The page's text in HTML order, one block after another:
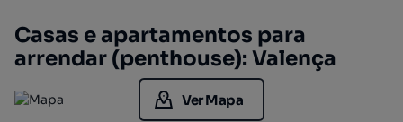
Casas e apartamentos para
arrendar (penthouse): Valença
Ver Mapa